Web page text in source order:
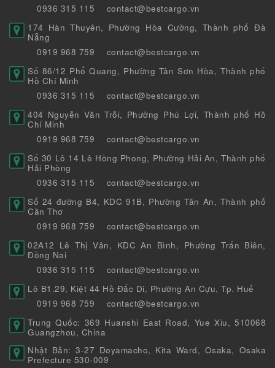
0936 315 115
contact@bestcargo.vn
174 Hàn Thuyên, Phường Hòa Cường, Thành phố Đà
Nẵng
0919 968 759
contact@bestcargo.vn
Số 86/12 Phổ Quang, Phường Tân Sơn Hòa, Thành phố
Hồ Chí Minh
0936 315 115
contact@bestcargo.vn
404 Nguyễn Văn Trỗi, Phường Phú Lợi, Thành phố Hồ
Chí Minh
0919 968 759
contact@bestcargo.vn
Số 30 Lô 14 Lê Hồng Phong, Phường Hải An, Thành phố
Hải Phòng
0936 315 115
contact@bestcargo.vn
Số 24 đường B4, KDC 91B, Phường Tân An, Thành phố
Cần Thơ
0919 968 759
contact@bestcargo.vn
02A12 Lê Thị Vân, KDC An Bình, Phường Trấn Biên,
Đồng Nai
0936 315 115
contact@bestcargo.vn
Lô B1.29, Kiệt 44 Hồ Đắc Di, Phường An Cựu, Tp. Huế
0919 968 759
contact@bestcargo.vn
Trung Quốc: 369 Huanshi East Road, Yue Xiu, 510068
Guangzhou, China
Nhật Bản: 3-27 Doyamacho, Kita Ward, Osaka, Osaka
Prefecture 530-009